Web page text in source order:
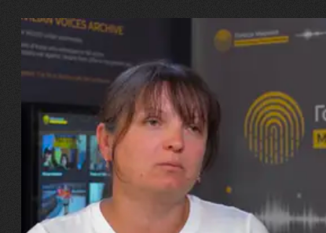
29.07.2026
Марина, Ваїд та Аміна Харченко